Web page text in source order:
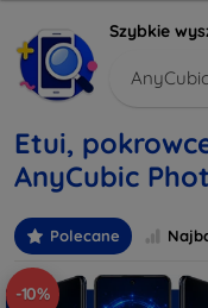
Szybkie
Etui,
AnyCubic
Polecane
-10%